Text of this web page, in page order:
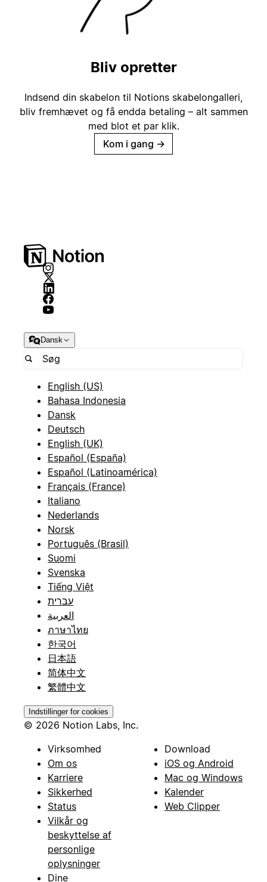
Bliv opretter
Indsend din skabelon til Notions skabelongalleri,
bliv fremhævet og få endda betaling – alt sammen
med blot et par klik.
Kom i gang →
Dansk
English (US)
Bahasa Indonesia
Dansk
Deutsch
English (UK)
Español (España)
Español (Latinoamérica)
Français (France)
Italiano
Nederlands
Norsk
Português (Brasil)
Suomi
Svenska
Tiếng Việt
עברית
العربية
ภาษาไทย
한국어
日本語
简体中文
繁體中文
Indstillinger for cookies
© 2026 Notion Labs, Inc.
Virksomhed
Om os
Karriere
Sikkerhed
Status
Vilkår og
beskyttelse af
personlige
oplysninger
Dine
Download
iOS og Android
Mac og Windows
Kalender
Web Clipper